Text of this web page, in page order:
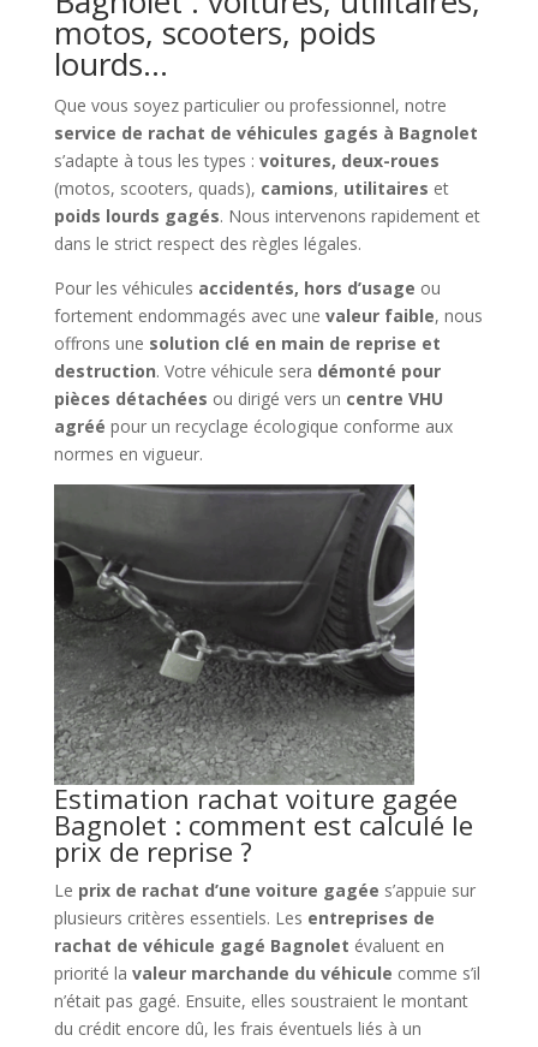
motos, scooters, poids
lourds…
Que vous soyez particulier ou professionnel, notre
service de rachat de véhicules gagés à Bagnolet
s’adapte à tous les types : voitures, deux-roues
(motos, scooters, quads), camions, utilitaires et
poids lourds gagés. Nous intervenons rapidement et
dans le strict respect des règles légales.
Pour les véhicules accidentés, hors d’usage ou
fortement endommagés avec une valeur faible, nous
offrons une solution clé en main de reprise et
destruction. Votre véhicule sera démonté pour
pièces détachées ou dirigé vers un centre VHU
agréé pour un recyclage écologique conforme aux
normes en vigueur.
Estimation rachat voiture gagée
Bagnolet : comment est calculé le
prix de reprise ?
Le prix de rachat d’une voiture gagée s’appuie sur
plusieurs critères essentiels. Les entreprises de
rachat de véhicule gagé Bagnolet évaluent en
priorité la valeur marchande du véhicule comme s’il
n’était pas gagé. Ensuite, elles soustraient le montant
du crédit encore dû, les frais éventuels liés à un